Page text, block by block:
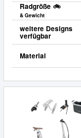
Radgröße 🚲
& Gewicht
weitere Designs
verfügbar
Material